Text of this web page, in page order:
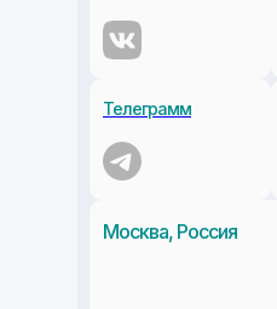
Телеграмм
Москва, Россия